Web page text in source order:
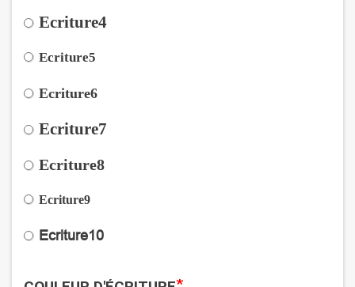
Ecriture4
Ecriture5
Ecriture6
Ecriture7
Ecriture8
Ecriture9
Ecriture10